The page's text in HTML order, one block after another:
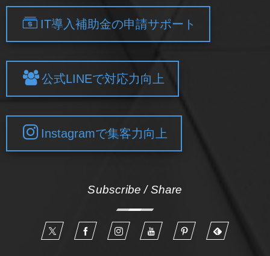
IT導入補助金の申請サポート
公式LINEで対応力向上
Instagramで集客力向上
Subscribe / Share